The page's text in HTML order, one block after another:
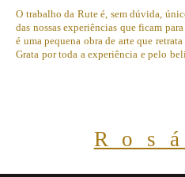
O trabalho da Rute é, sem dúvida,
das nossas experiências que ficam
é uma pequena obra de arte que
Grata por toda a experiência e pelo